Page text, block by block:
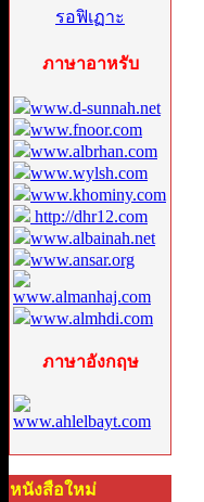
ภาษาอาหรับ
www.d-sunnah.net
www.fnoor.com
www.albrhan.com
www.wylsh.com
www.khominy.com
http://dhr12.com
www.albainah.net
www.ansar.org
www.almanhaj.com
www.almhdi.com
ภาษาอังกฤษ
www.ahlelbayt.com
หนังสือใหม่